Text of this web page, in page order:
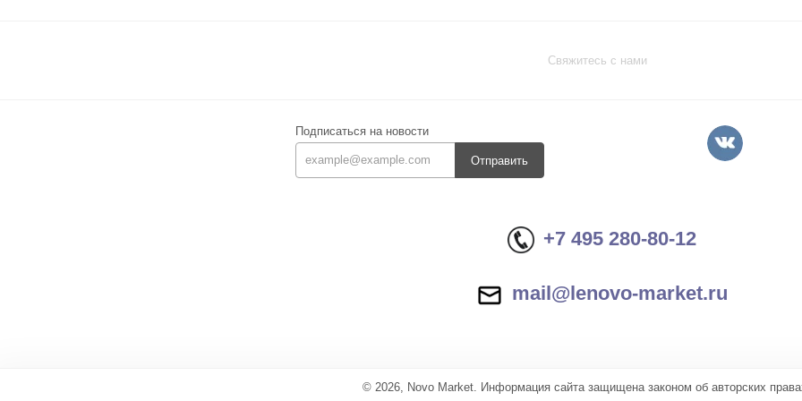
Свяжитесь с нами
Подписаться на новости
Отправить
+7 495 280-80-12
mail@lenovo-market.ru
© 2026, Novo Market. Информация сайта защищена законом об авторских